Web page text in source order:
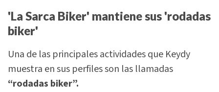
'La Sarca Biker' mantiene sus 'rodadas
biker'
Una de las principales actividades que Keydy
muestra en sus perfiles son las llamadas
“rodadas biker”.